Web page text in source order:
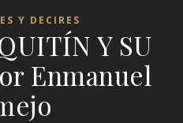
Y DECIRES
Y SU
Enmanuel